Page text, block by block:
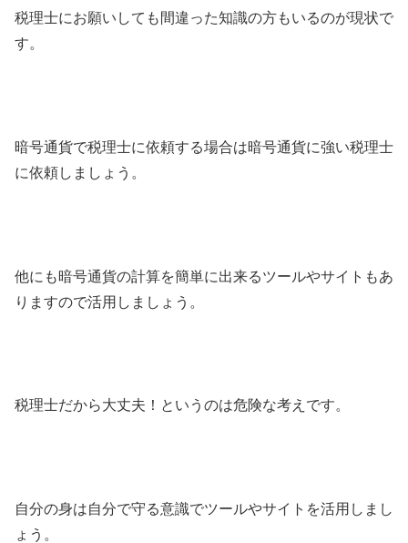
税理士にお願いしても間違った知識の方もいるのが現状で
す。
暗号通貨で税理士に依頼する場合は暗号通貨に強い税理士
に依頼しましょう。
他にも暗号通貨の計算を簡単に出来るツールやサイトもあ
りますので活用しましょう。
税理士だから大丈夫！というのは危険な考えです。
自分の身は自分で守る意識でツールやサイトを活用しまし
ょう。